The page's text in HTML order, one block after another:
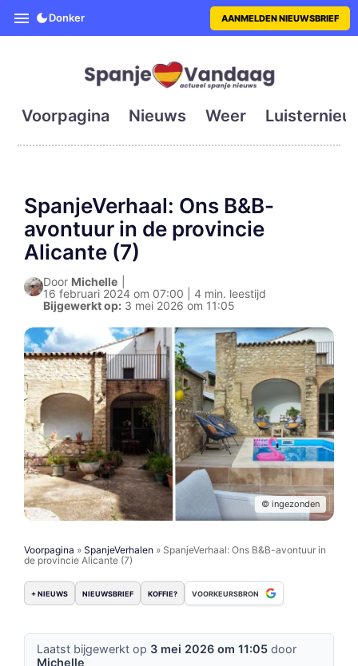
SpanjeVandaag is de eerste
Donker AANMELDEN NIEUWSBRIEF
Voorpagina Nieuws Weer
SpanjeVerhaal: Ons B&B-
avontuur in de provincie
Alicante (7)
Door Michelle
16 februari 2024 om 07:00 | 4 min. leestijd
Bijgewerkt op: 3 mei 2026 om 11:05
© ingezonden
Voorpagina » SpanjeVerhalen » SpanjeVerhaal: Ons B&B-avontuur in
de provincie Alicante (7)
+ NIEUWS NIEUWSBRIEF KOFFIE? VOORKEURSBRON
Laatst bijgewerkt op 3 mei 2026 om 11:05 door
Michelle